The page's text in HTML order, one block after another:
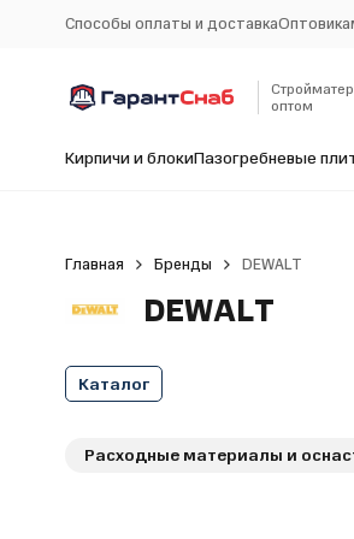
Способы оплаты и доставка
оптом
Кирпичи и блокиПазогребневые
Главная Бренды DEWALT
DEWALT
Каталог
Расходные материалы и